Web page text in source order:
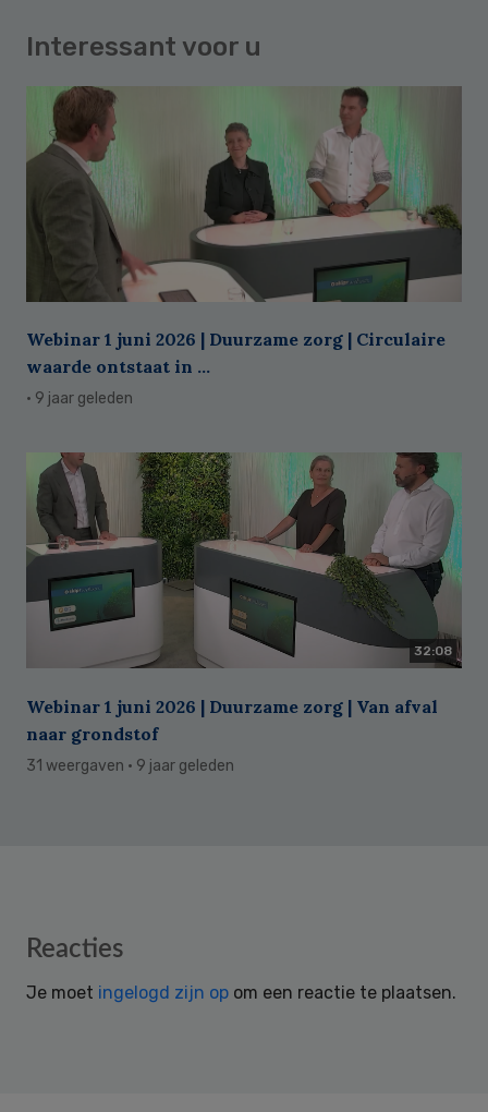
Interessant voor u
Webinar 1 juni 2026 | Duurzame zorg | Circulaire
waarde ontstaat in ...
· 9 jaar geleden
32:08
Webinar 1 juni 2026 | Duurzame zorg | Van afval
naar grondstof
31 weergaven · 9 jaar geleden
Reader
Reacties
Je moet ingelogd zijn op om een reactie te plaatsen.